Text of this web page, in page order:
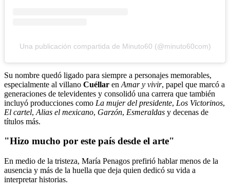
Una publicación compartida de Minuto60 (@minuto60com)
Su nombre quedó ligado para siempre a personajes memorables,
especialmente al villano Cuéllar en Amar y vivir, papel que marcó a
generaciones de televidentes y consolidó una carrera que también
incluyó producciones como La mujer del presidente, Los Victorinos,
El cartel, Alias el mexicano, Garzón, Esmeraldas y decenas de
títulos más.
"Hizo mucho por este país desde el arte"
En medio de la tristeza, María Penagos prefirió hablar menos de la
ausencia y más de la huella que deja quien dedicó su vida a
interpretar historias.